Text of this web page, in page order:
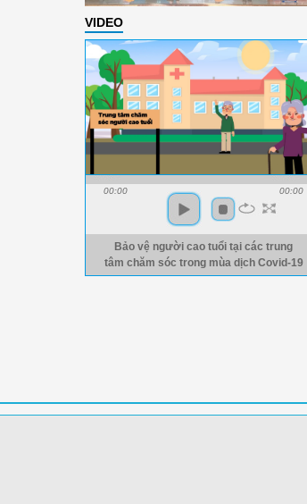
VIDEO
00:00 00:00
Bảo vệ người cao tuổi tại các trung
tâm chăm sóc trong mùa dịch Covid-19